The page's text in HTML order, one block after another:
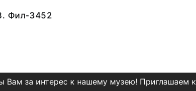
Фил-3452
Вам за интерес к нашему музею! Приглашаем к